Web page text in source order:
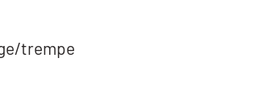
trempe